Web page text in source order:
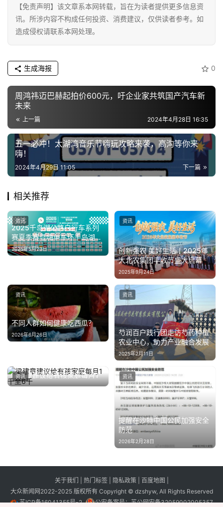
教
育
专
题
汽
车
新
能
源
【免责声明】该文章系本网转载，旨在为读者提供更多信息资
讯。所涉内容不构成任何投资、消费建议，仅供读者参考。如
造成侵权请联系本网处理。
0
生成海报
周鸿祎迈巴赫起拍价600元，吁企业家共筑国产汽车新
未来
上一篇 2024年4月28日 16:35
五一必冲！太湖湾音乐节嗨玩攻略来袭，高沟等你来
嗨！
下一篇
2024年4月29日 11:05
相关推荐
2025千岛湖公路自行车系列
赛夏季赛暨嗨单车环千岛湖圆
满落幕
2025年5月23日
资讯
创新强农 美好生活丨2025年
大北农集团丰收节盛大启幕
2025年9月24日
资讯
不同人群如何健康吃西瓜？
2026年6月26日
资讯
芍润百户践行团走访芍药种植
农业中心，助力产业融合发展
2025年2月11日
资讯
梁建章建议给有孩家庭每月1
千至6千
2024年1月17日
资讯
提醒在沙特中国公民加强安全
防范
2026年2月28日
资讯
关于我们 热门标签 隐私政策 百度地图
大众新闻网2022-2025 版权所有 Copyright © dzshyw, All Rights Reserved
苏ICP备16041355号-2
公安备案号：苏公网安备32059002005357